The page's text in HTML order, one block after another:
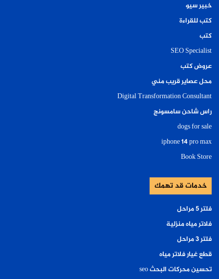
خبير سيو
كتب للقراءة
كتب
SEO Specialist
عروض كتب
محل عصاير قريب مني
Digital Transformation Consultant
راس شاحن سامسونج
dogs for sale
iphone 14 pro max
Book Store
خدمات قد تهمك
فلتر ٥ مراحل
فلاتر مياه منزلية
فلتر ٣ مراحل
قطع غيار فلاتر مياه
تحسين محركات البحث seo